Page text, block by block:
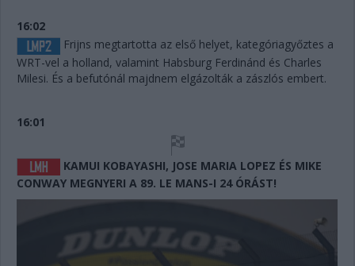
16:02
Frijns megtartotta az első helyet, kategóriagyőztes a
WRT-vel a holland, valamint Habsburg Ferdinánd és Charles
Milesi. És a befutónál majdnem elgázolták a zászlós embert.
16:01
KAMUI KOBAYASHI, JOSE MARIA LOPEZ ÉS MIKE
CONWAY MEGNYERI A 89. LE MANS-I 24 ÓRÁST!